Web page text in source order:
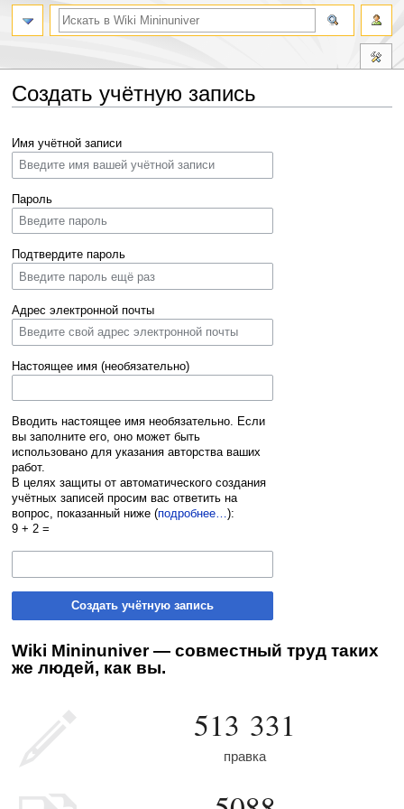
Создать учётную запись
к
навигации
к
поиску
Имя учётной записи
Пароль
Подтвердите пароль
Адрес электронной почты
Настоящее имя (необязательно)
Вводить настоящее имя необязательно. Если
вы заполните его, оно может быть
использовано для указания авторства ваших
работ.
В целях защиты от автоматического создания
учётных записей просим вас ответить на
вопрос, показанный ниже (подробнее…):
9 + 2 =
Создать учётную запись
Wiki Mininuniver — совместный труд таких
же людей, как вы.
513 331
правка